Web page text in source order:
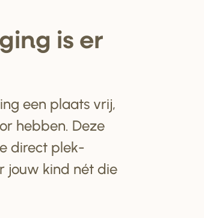
is er
een plaats vrij,
hebben. Deze
direct plek-
jouw kind nét die